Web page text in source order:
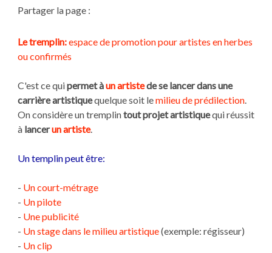
Partager la page :
Le tremplin:espace de promotion pour artistes en herbes
ou confirmés
C'est ce quipermet àun artistede se lancer dans une
carrière artistiquequelque soit lemilieu de prédilection.
On considère un tremplintout projet artistiquequi réussit
à lancerun artiste.
Un templin peut être:
- Un court-métrage
- Un pilote
- Une publicité
- Un stage dans le milieu artistique(exemple: régisseur)
- Un clip